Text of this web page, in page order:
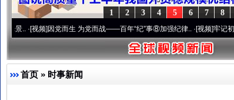
8
7
6
5
4
3
2
1
·[视频]因党而生 为党而战——百年“纪”事⑧加强纪律..·[视频]牢记初心使命
首页 » 时事新闻